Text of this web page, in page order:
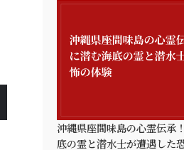
沖縄県座間味島の心霊伝承
底の霊と潜水士が遭遇した